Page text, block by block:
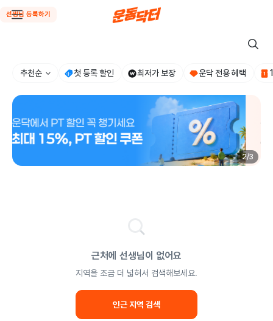
선생님 등록하기
추천순 첫 등록 할인 최저가 보장 운닥 전용 혜택
2/3
근처에 선생님이 없어요
지역을 조금 더 넓혀서 검색해보세요.
인근 지역 검색